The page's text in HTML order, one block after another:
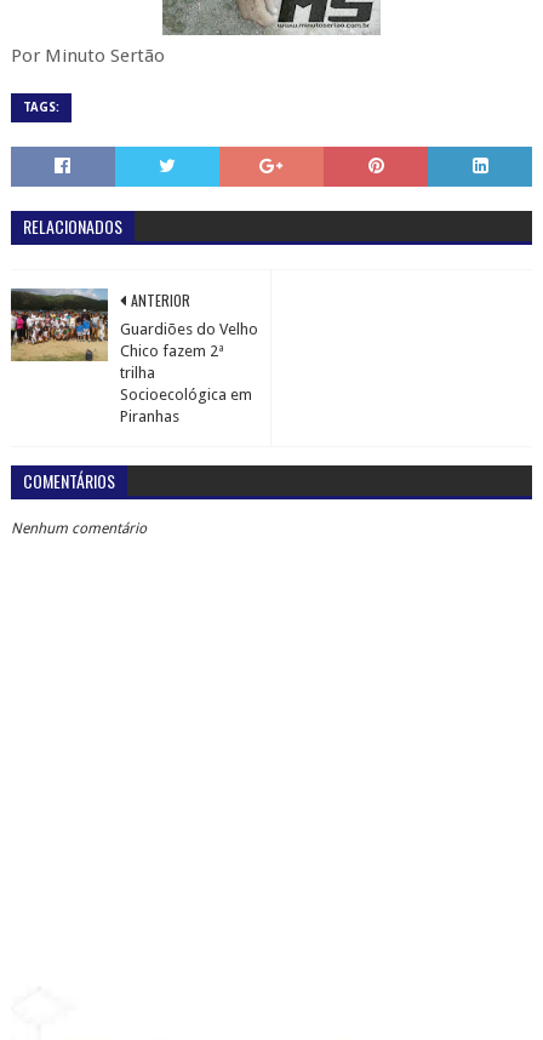
Por Minuto Sertão
TAGS:
RELACIONADOS
ANTERIOR
Guardiões do Velho
Chico fazem 2ª
trilha
Socioecológica em
Piranhas
COMENTÁRIOS
Nenhum comentário